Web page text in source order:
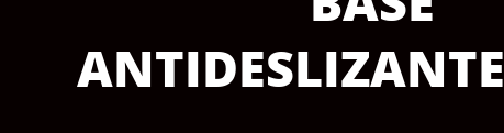
ANTIDESLIZANTE